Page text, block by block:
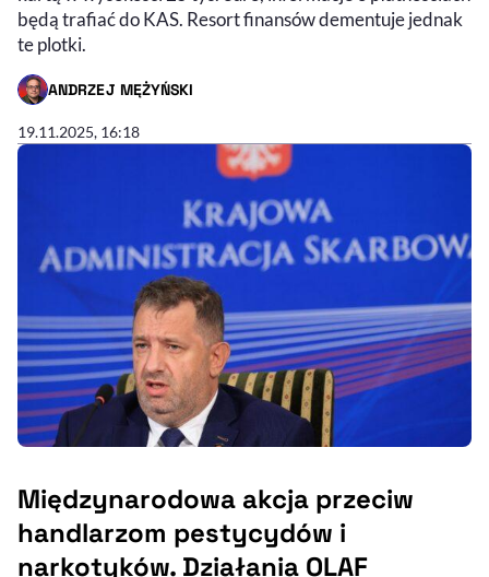
będą trafiać do KAS. Resort finansów dementuje jednak
te plotki.
ANDRZEJ MĘŻYŃSKI
- AUTOR ARTYKUŁU - PROFIL
19.11.2025, 16:18
Międzynarodowa akcja przeciw
handlarzom pestycydów i
narkotyków. Działania OLAF